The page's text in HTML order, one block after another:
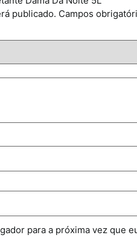
publicado. Campos
para a próxima vez que